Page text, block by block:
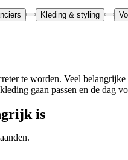
Kleding & styling
te worden. Veel
gaan passen en de dag
is